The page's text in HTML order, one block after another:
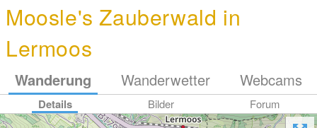
Moosle's Zauberwald in
Lermoos
Wanderung Wanderwetter Webcams
Details Bilder Forum